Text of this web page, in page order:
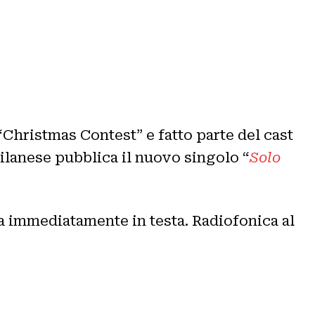
Contest” e fatto parte del cast
pubblica il nuovo singolo “Solo
in testa. Radiofonica al